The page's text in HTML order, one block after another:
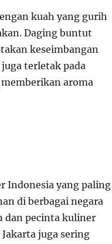
kuah yang gurih
Daging buntut
keseimbangan
terletak pada
aroma
Indonesia yang paling
di berbagai negara
dan pecinta kuliner
juga sering